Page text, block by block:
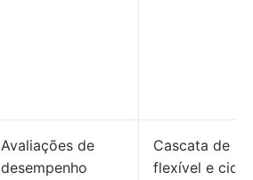
Avaliações de
desempenho
Cascata de
flexível e